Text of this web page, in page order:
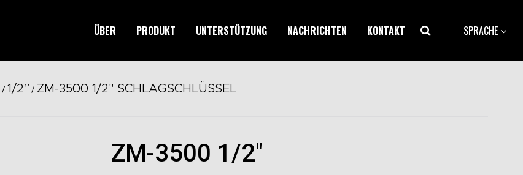
SPRACHE
ÜBER PRODUKT UNTERSTÜTZUNG NACHRICHTEN KONTAKT
/1/2” / ZM-3500 1/2" SCHLAGSCHLÜSSEL
ZM-3500 1/2"